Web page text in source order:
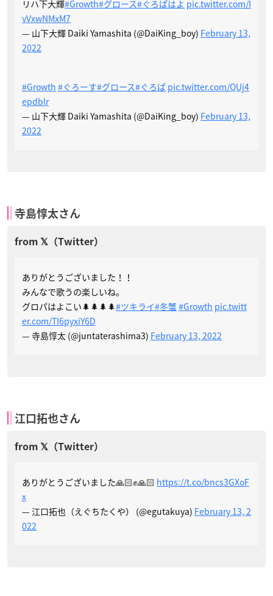
リハ下大輝#Growth#グロース#ぐろぱはよ pic.twitter.com/I
vVxwNMxM7
— 山下大輝 Daiki Yamashita (@DaiKing_boy) February 13,
2022
#Growth #ぐろーす#グロース#ぐろぱ pic.twitter.com/QUj4
epdblr
— 山下大輝 Daiki Yamashita (@DaiKing_boy) February 13,
2022
寺島惇太さん
ありがとうございました！！
みんなで歌うの楽しいね。
グロパはよこい🌲🌲🌲🌲#ツキライ#冬蟹#Growth pic.twitt
er.com/TI6pyxiY6D
— 寺島惇太 (@juntaterashima3) February 13, 2022
江口拓也さん
ありがとうございました🙏🏻✊🙏🏻 https://t.co/bncs3GXoF
x
— 江口拓也（えぐちたくや） (@egutakuya) February 13, 2
022